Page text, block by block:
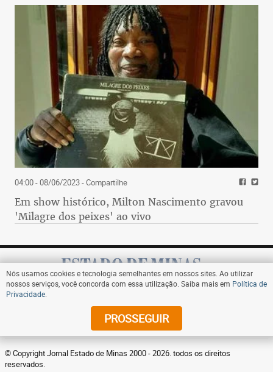
04:00 - 08/06/2023- Compartilhe
Em show histórico, Milton Nascimento gravou
'Milagre dos peixes' ao vivo
Assine
© Copyright Jornal Estado de Minas 2000 - 2026. todos os direitos
reservados.
Nós usamos cookies e tecnologia semelhantes em nossos sites. Ao utilizar
nossos serviços, você concorda com essa utilização. Saiba mais em Política de
Privacidade
PROSSEGUIR